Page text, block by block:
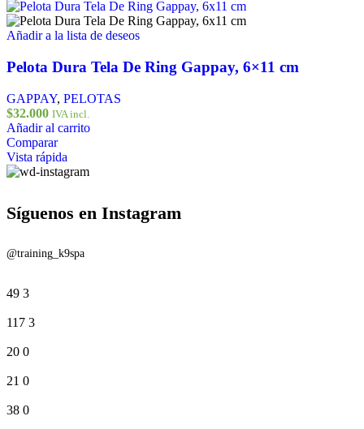
Añadir a la lista de deseos
Pelota Dura Tela De Ring Gappay, 6×11 cm
GAPPAY, PELOTAS
$32.000 IVA incl.
Añadir al carrito
Comparar
Vista rápida
Síguenos en Instagram
@training_k9spa
49 3
117 3
20 0
21 0
38 0